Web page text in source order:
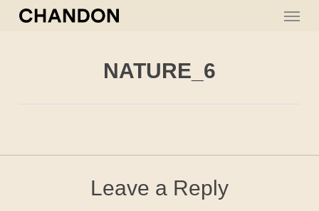
Skip
Menu
NATURE_6
Leave a Reply